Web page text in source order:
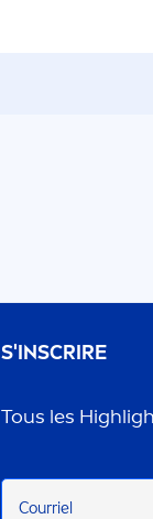
S'INSCRIRE
Tous les
Courriel